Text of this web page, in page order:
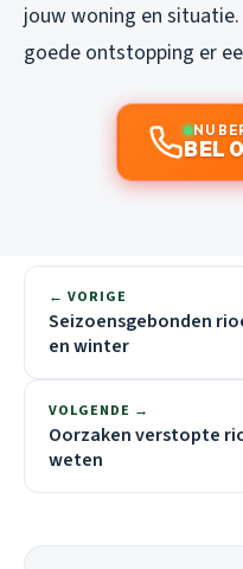
jouw woning en
goede ontstopping er
NU
BEL
← VORIGE
Seizoensgebonden
en winter
VOLGENDE →
Oorzaken verstopte
weten